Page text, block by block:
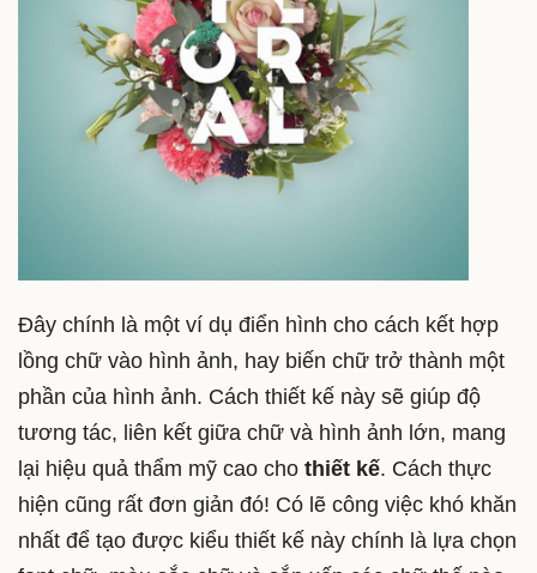
Đây chính là một ví dụ điển hình cho cách kết hợp
lồng chữ vào hình ảnh, hay biến chữ trở thành một
phần của hình ảnh. Cách thiết kế này sẽ giúp độ
tương tác, liên kết giữa chữ và hình ảnh lớn, mang
lại hiệu quả thẩm mỹ cao cho thiết kế. Cách thực
hiện cũng rất đơn giản đó! Có lẽ công việc khó khăn
nhất để tạo được kiểu thiết kế này chính là lựa chọn